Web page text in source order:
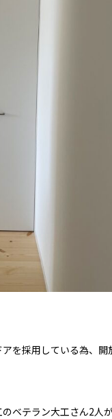
を採用している為、
ベテラン大工さん2人